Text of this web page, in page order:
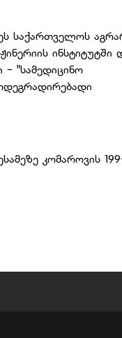
საქართველოს
ინსტიტუტში
- "სამედიცინო
კომაროვის